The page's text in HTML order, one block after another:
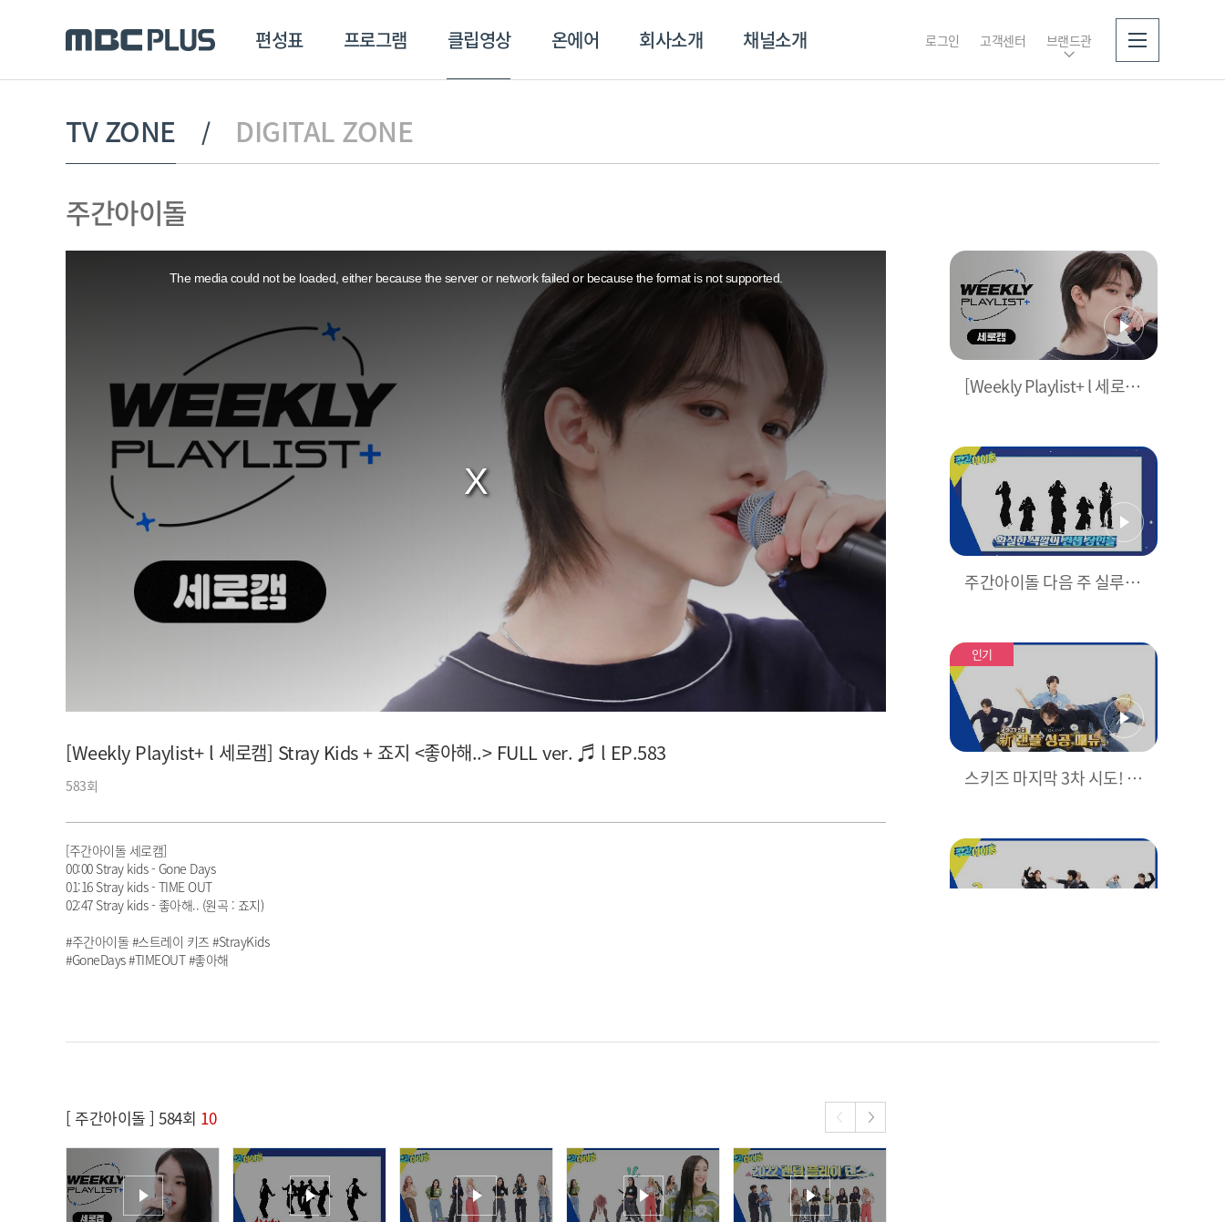
편성표 프로그램 클립영상 온에어 회사소개 채널소개 로그인 고객센터 브랜드관
편성표
MBC 스포츠+
MBC 드라마넷
프로그램 클립영상
에브리원 ALL THE K-POP 스포츠플러스
트롯869
아이돌챔프
셀럽챔프
TV ZONE
DIGITAL ZONE
주간아이돌
The media could not be loaded, either because the server or network failed or because the format is not supported.
[Weekly Playlist+ l 세로캠] Stray Kids+ 죠지 <좋아해..> FULL ver. ♬ l EP.583
583회
[주간아이돌 세로캠]
00:00 Stray kids - Gone Days
01:16 Stray kids - TIME OUT
02:47 Stray kids - 좋아해.. (원곡 : 죠지)
#주간아이돌 #스트레이 키즈 #StrayKids
#GoneDays #TIMEOUT #좋아해
[Weekly Playlist+ l 세로
83
주간아이돌 다음 주 실루엣
인기
스키즈 마지막 3차 시도! 이
[ 주간아이돌 ] 584회 10